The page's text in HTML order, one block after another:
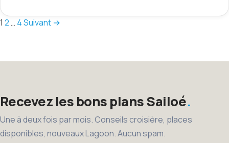
Pagination
publications
1 2… 4Suivant →
Recevez les bons plans Sailoé
Une à deux fois par mois. Conseils croisière, places
disponibles, nouveaux Lagoon. Aucun spam.